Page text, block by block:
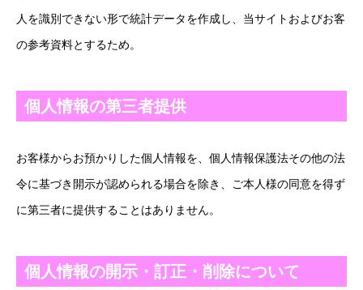
個人を識別できない形で統計データを作成し、当サイトおよびお客
様の参考資料とするため。
個人情報の第三者提供
お客様からお預かりした個人情報を、個人情報保護法その他の法
令に基づき開示が認められる場合を除き、ご本人様の同意を得ず
に第三者に提供することはありません。
個人情報の開示・訂正・削除について